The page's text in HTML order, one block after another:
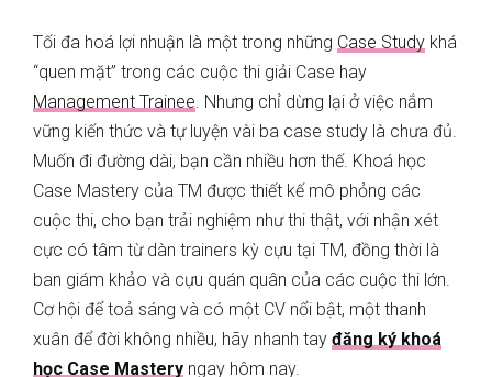
Tối đa hoá lợi nhuận là một trong những Case Study khá
“quen mặt” trong các cuộc thi giải Case hay
Management Trainee. Nhưng chỉ dừng lại ở việc nắm
vững kiến thức và tự luyện vài ba case study là chưa đủ.
Muốn đi đường dài, bạn cần nhiều hơn thế. Khoá học
Case Mastery của TM được thiết kế mô phỏng các
cuộc thi, cho bạn trải nghiệm như thi thật, với nhận xét
cực có tâm từ dàn trainers kỳ cựu tại TM, đồng thời là
ban giám khảo và cựu quán quân của các cuộc thi lớn.
Cơ hội để toả sáng và có một CV nổi bật, một thanh
xuân để đời không nhiều, hãy nhanh tay đăng ký khoá
học Case Mastery ngay hôm nay.